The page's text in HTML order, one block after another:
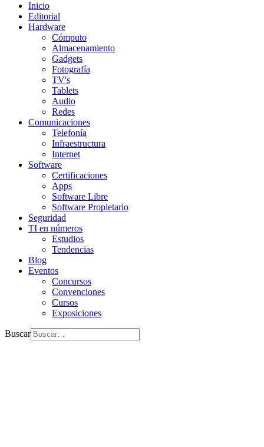
Inicio
Editorial
Hardware
Cómputo
Almacenamiento
Gadgets
Fotografía
TV's
Tablets
Audio
Redes
Comunicaciones
Telefonía
Infraestructura
Internet
Software
Certificaciones
Apps
Software Libre
Software Propietario
Seguridad
TI en números
Estudios
Tendencias
Blog
Eventos
Concursos
Convenciones
Cursos
Exposiciones
Buscar